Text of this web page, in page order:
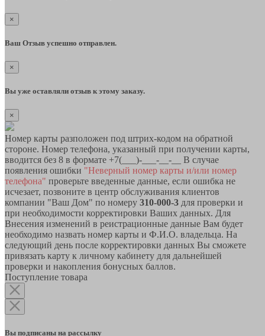
×
Ваш Отзыв успешно отправлен.
×
Вы уже оставляли отзыв к этому заказу.
×
Номер карты разположен под штрих-кодом на обратной
стороне. Номер телефона, указанный при получении карты,
вводится без 8 в формате +7(___)-___-__-__ В случае
появления ошибки "Неверный номер карты и/или номер
телефона" проверьте введенные данные, если ошибка не
исчезает, позвоните в центр обслуживания клиентов
компании "Ваш Дом" по номеру 310-000-3 для проверки и
при необходимости корректировки Ваших данных. Для
Внесения изменений в реистрационные данные Вам будет
необходимо назвать номер карты и Ф.И.О. владельца. На
следующий день после корректировки данных Вы сможете
привязать карту к личному кабинету для дальнейшей
проверки и накопления бонусных баллов.
Поступление товара
Вы подписаны на рассылку